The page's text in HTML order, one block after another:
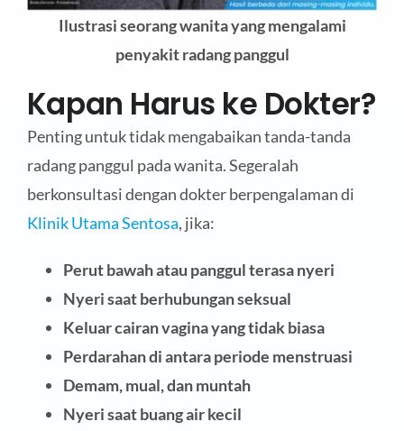
Ilustrasi seorang wanita yang mengalami
penyakit radang panggul
Kapan Harus ke Dokter?
Penting untuk tidak mengabaikan tanda-tanda
radang panggul pada wanita. Segeralah
berkonsultasi dengan dokter berpengalaman di
Klinik Utama Sentosa, jika:
Perut bawah atau panggul terasa nyeri
Nyeri saat berhubungan seksual
Keluar cairan vagina yang tidak biasa
Perdarahan di antara periode menstruasi
Demam, mual, dan muntah
Nyeri saat buang air kecil